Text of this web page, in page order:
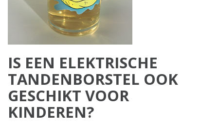
IS EEN ELEKTRISCHE
TANDENBORSTEL OOK
GESCHIKT VOOR
KINDEREN?